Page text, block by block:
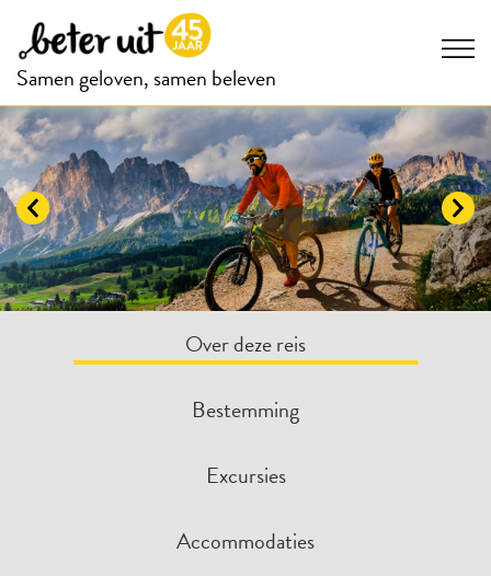
Samen geloven, samen beleven
Over deze reis
Bestemming
Excursies
Accommodaties